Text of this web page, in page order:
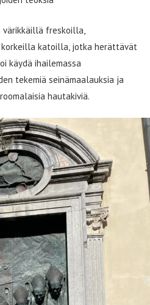
freskoilla,
katoilla, jotka herättävät
käydä ihailemassa
tekemiä seinämaalauksia ja
​​hautakiviä.